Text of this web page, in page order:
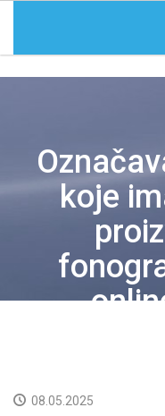
O NAMA
PROPISI
CJENICI
DOKUMENTI
NOVOSTI
koje
08.05.2025